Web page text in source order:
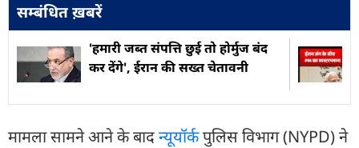
सम्बंधित ख़बरें
'हमारी जब्त संपत्ति छुई तो होर्मुज बंद
कर देंगे', ईरान की सख्त चेतावनी
मामला सामने आने के बादन्यूयॉर्कपुलिस विभाग (NYPD) ने